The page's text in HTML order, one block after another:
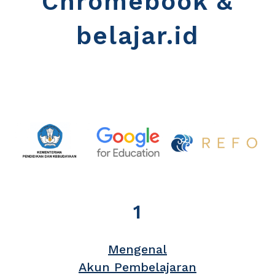
belajar.id
1
Mengenal
Akun Pembelajaran